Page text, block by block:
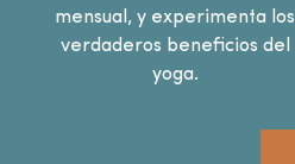
mensual, y experimenta los
verdaderos beneficios del
yoga.